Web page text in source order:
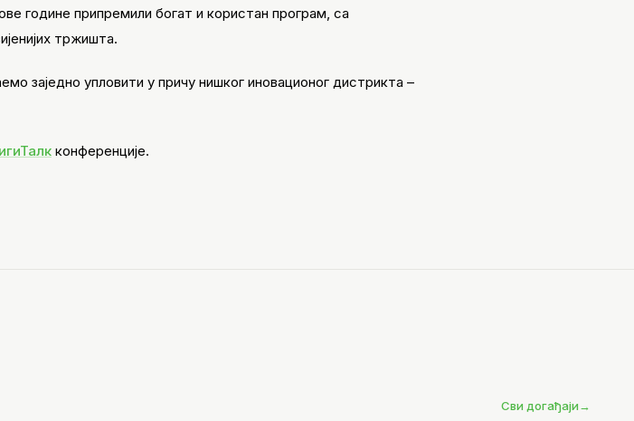
године припремили богат и користан програм, са
тржишта.
заједно упловити у причу нишког иновационог дистрикта –
конференције.
Сви догађаји→